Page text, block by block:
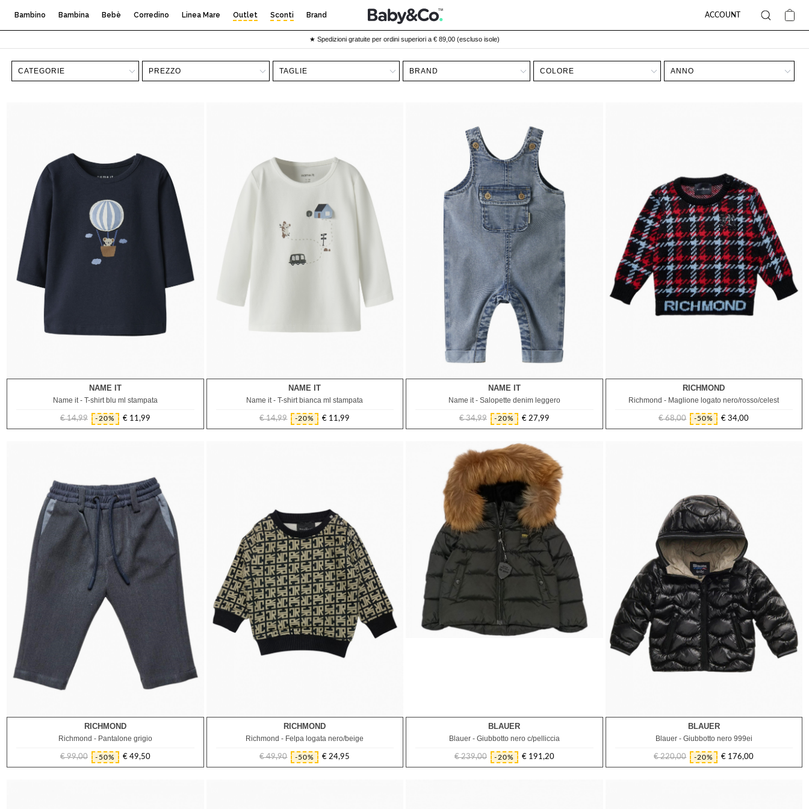
Bambino Bambina Bebè Corredino Linea Mare Outlet Sconti Brand ACCOUNT
★ Spedizioni gratuite per ordini superiori a € 89,00 (escluso isole)
CATEGORIE PREZZO TAGLIE BRAND COLORE ANNO
9M 12M 18M
NAME IT
Name it - T-shirt blu ml stampata
Prezzo
€ 14,99 -20%
Prezzo
€ 11,99
1M 9M 18M
NAME IT
Name it - T-shirt bianca ml stampata
Prezzo
€ 14,99 -20%
Prezzo
€ 11,99
6M 9M 12M
NAME IT
Name it - Salopette denim leggero
Prezzo
€ 34,99 -20%
Prezzo
€ 27,99
12M 18M
RICHMOND
Richmond - Maglione logato nero/rosso/celest
Prezzo
€ 68,00 -50%
Prezzo
€ 34,00
12M 3A
RICHMOND
Richmond - Pantalone grigio
Prezzo
€ 99,00 -50%
Prezzo
€ 49,50
12M 18M
RICHMOND
Richmond - Felpa logata nero/beige
Prezzo
€ 49,90 -50%
Prezzo
€ 24,95
12M
BLAUER
Blauer - Giubbotto nero c/pelliccia
Prezzo
€ 239,00 -20%
Prezzo
€ 191,20
18M
BLAUER
Blauer - Giubbotto nero 999ei
Prezzo
€ 220,00 -20%
Prezzo
€ 176,00